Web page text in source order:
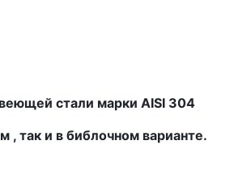
стали марки AISI 304
, так и в библочном варианте.